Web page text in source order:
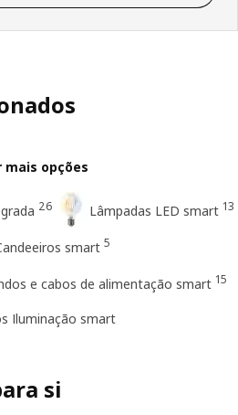
mais opções
26 Lâmpadas LED smart 13
smart 5
e cabos de alimentação smart 15
Iluminação smart
si